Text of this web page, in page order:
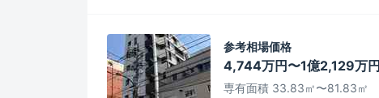
参考相場価格
4,744万円〜1億2,129万円
専有面積 33.83㎡〜81.83㎡